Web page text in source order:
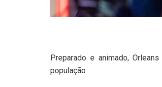
Preparado e animado,
população